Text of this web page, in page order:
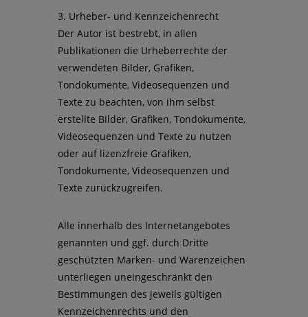
3. Urheber- und Kennzeichenrecht
Der Autor ist bestrebt, in allen
Publikationen die Urheberrechte der
verwendeten Bilder, Grafiken,
Tondokumente, Videosequenzen und
Texte zu beachten, von ihm selbst
erstellte Bilder, Grafiken, Tondokumente,
Videosequenzen und Texte zu nutzen
oder auf lizenzfreie Grafiken,
Tondokumente, Videosequenzen und
Texte zurückzugreifen.
Alle innerhalb des Internetangebotes
genannten und ggf. durch Dritte
geschützten Marken- und Warenzeichen
unterliegen uneingeschränkt den
Bestimmungen des jeweils gültigen
Kennzeichenrechts und den